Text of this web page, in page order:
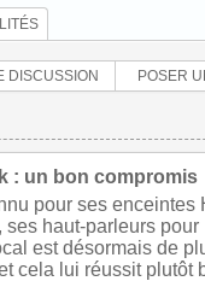
DISCUSSION POSER
: un bon compromis
pour ses
ses haut-parleurs
est désormais de
cela lui réussit plutôt